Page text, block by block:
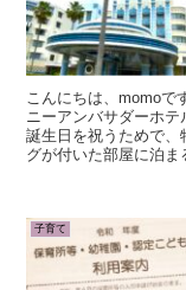
こんにちは、momoで
ニーアンバサダーホ
誕生日を祝うためで
グが付いた部屋に泊ま
子育て